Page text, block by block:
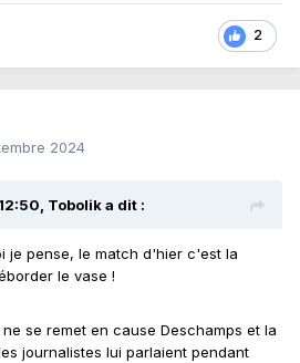
2
2024
Tobolika dit :
je pense, le match d'hier c'est la
le vase !
se remet en cause Deschamps et la
journalistes lui parlaient pendant